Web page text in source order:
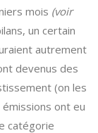
mois (voir
un certain
autrement
devenus des
(on les
ont eu
catégorie